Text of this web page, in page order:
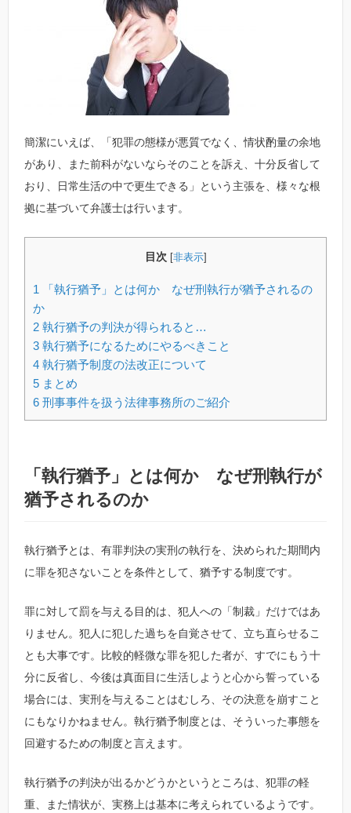
簡潔にいえば、「犯罪の態様が悪質でなく、情状酌量の余地
があり、また前科がないならそのことを訴え、十分反省して
おり、日常生活の中で更生できる」という主張を、様々な根
拠に基づいて弁護士は行います。
目次 [非表示]
1 「執行猶予」とは何か なぜ刑執行が猶予されるの
か
2 執行猶予の判決が得られると…
3 執行猶予になるためにやるべきこと
4 執行猶予制度の法改正について
5 まとめ
6 刑事事件を扱う法律事務所のご紹介
「執行猶予」とは何か なぜ刑執行が
猶予されるのか
執行猶予とは、有罪判決の実刑の執行を、決められた期間内
に罪を犯さないことを条件として、猶予する制度です。
罪に対して罰を与える目的は、犯人への「制裁」だけではあ
りません。犯人に犯した過ちを自覚させて、立ち直らせるこ
とも大事です。比較的軽微な罪を犯した者が、すでにもう十
分に反省し、今後は真面目に生活しようと心から誓っている
場合には、実刑を与えることはむしろ、その決意を崩すこと
にもなりかねません。執行猶予制度とは、そういった事態を
回避するための制度と言えます。
執行猶予の判決が出るかどうかというところは、犯罪の軽
重、また情状が、実務上は基本に考えられているようです。